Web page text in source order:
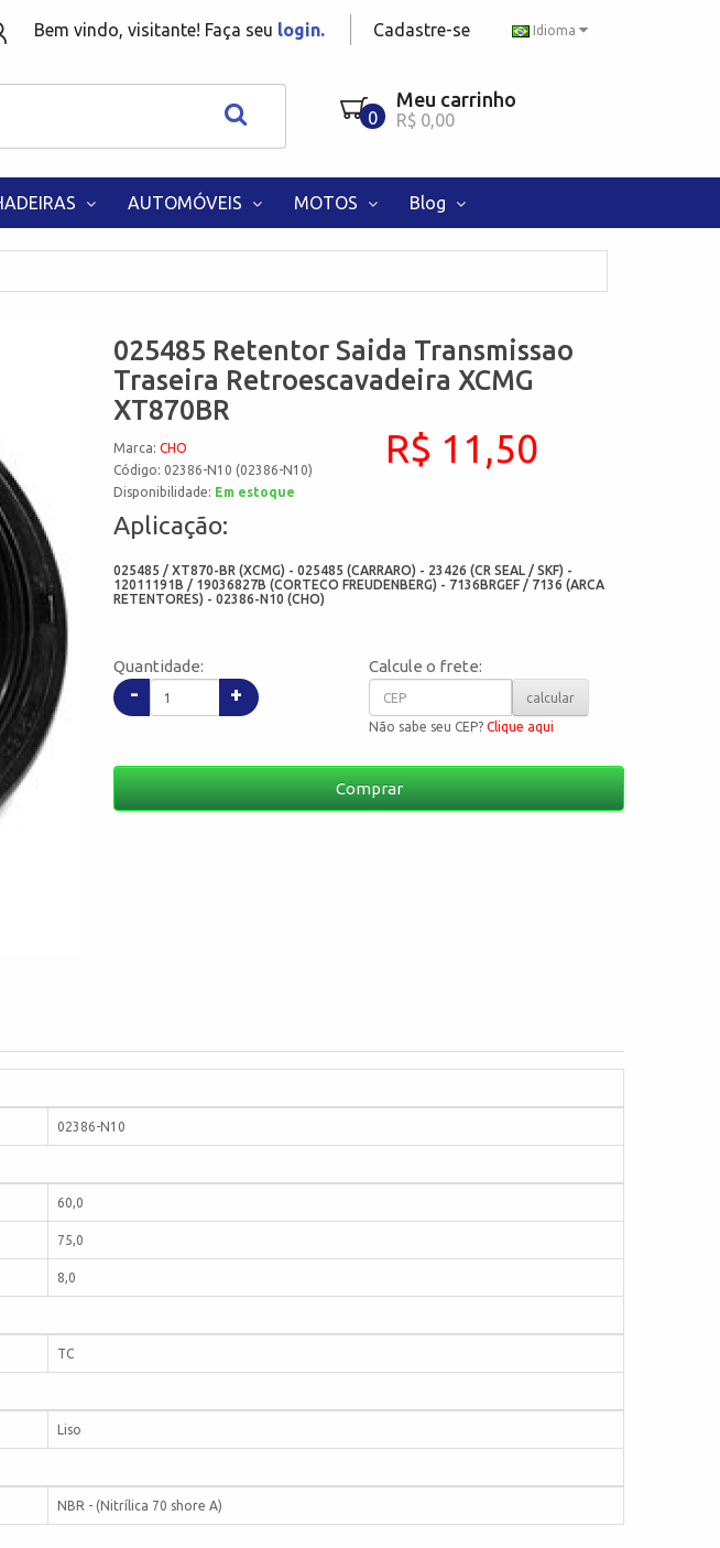
Idioma
Bem vindo, visitante! Faça seu login. Cadastre-se
0
Meu carrinho
R$ 0,00
AUTOMÓVEIS MOTOS Blog
025485 Retentor Saida Transmissao
Traseira Retroescavadeira XCMG
XT870BR
Marca:CHO
Código: 02386-N10 (02386-N10)
Disponibilidade: Em estoque
R$ 11,50
Aplicação:
025485 / XT870-BR (XCMG) - 025485 (CARRARO) - 23426 (CR SEAL / SKF) -
12011191B / 19036827B (CORTECO FREUDENBERG) - 7136BRGEF / 7136 (ARCA
RETENTORES) - 02386-N10 (CHO)
Quantidade:
- +
Calcule o frete:
calcular
Não sabe seu CEP?Clique aqui
Comprar
02386-N10
60,0
75,0
8,0
TC
Liso
NBR - (Nitrílica 70 shore A)